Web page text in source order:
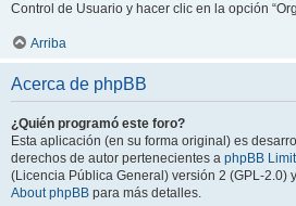
Control de Usuario y hacer clic en la opción
Arriba
Acerca de phpBB
¿Quién programó este foro?
Esta aplicación (en su forma original) es
derechos de autor pertenecientes a phpBB
(Licencia Pública General) versión 2 (GPL-2.0)
About phpBB para más detalles.